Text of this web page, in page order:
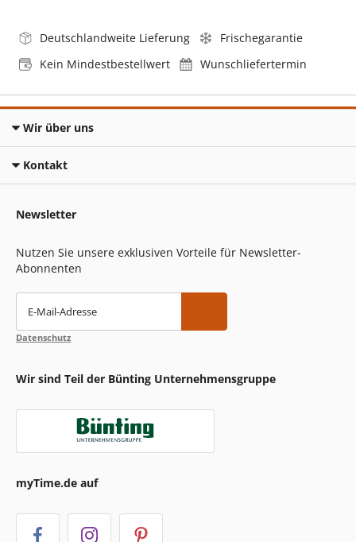
Deutschlandweite Lieferung
Frischegarantie
Kein Mindestbestellwert
Wunschliefertermin
Wir über uns
Kontakt
Newsletter
Nutzen Sie unsere exklusiven Vorteile für Newsletter-
Abonnenten
E-Mail-Adresse
Datenschutz
Wir sind Teil der Bünting Unternehmensgruppe
myTime.de auf